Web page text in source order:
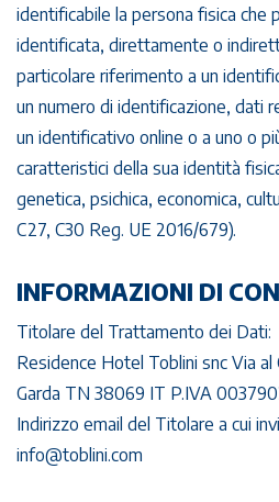
identificabile la persona fisica che
identificata, direttamente o
particolare riferimento a un
un numero di identificazione, dati
un identificativo online o a uno o
caratteristici della sua identità
genetica, psichica, economica,
C27, C30 Reg. UE 2016/679).
INFORMAZIONI DI
Titolare del Trattamento dei Dati:
Residence Hotel Toblini snc Via al
Garda TN 38069 IT P.IVA
Indirizzo email del Titolare a cui
info@toblini.com